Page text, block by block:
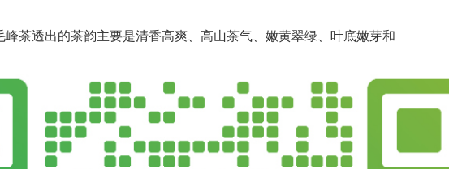
峰茶透出的茶韵主要是清香高爽、高山茶气、嫩黄翠绿、叶底嫩芽和